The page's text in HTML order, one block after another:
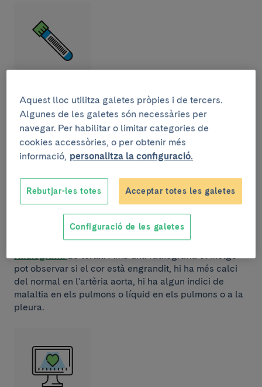
L'anàlisi de diferents paràmetres
sanguinis -com el nivell de sucre, colesterol,
hormones o funcionament del ronyó- dóna informació
sobre el grau de dany que pateix el cor i la resta
d'òrgans.
Radiografiade tòrax.Amb una radiografia el metge
pot observar si el cor està engrandit, hi ha més calci
del normal en l'artèria aorta, hi ha algun indici de
malaltia en els pulmons o líquid en els pulmons o a la
pleura.
Aquest lloc utilitza galetes pròpies i de tercers.
Algunes de les galetes són necessàries per
navegar. Per habilitar o limitar categories de
cookies accessòries, o per obtenir més
informació, personalitza la configuració.
Rebutjar-les totes Acceptar totes les galetes
Configuració de les galetes